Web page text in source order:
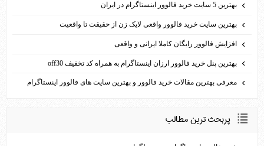
بهترین 5 سایت خرید فالوور اینستاگرام در ایران
بهترین سایت خرید فالوور واقعی لایک زن از حقیقت تا واقعیت
افزایش فالوور رایگان کاملا ایرانی و واقعی
بهترين پنل خريد فالوور ارزان اينستاگرام به همراه کد تخفيف off30
معرفی بهترین مقالات خرید فالوور و بهترین سایت های فالوور اینستاگرام
پربحث ترين مطالب